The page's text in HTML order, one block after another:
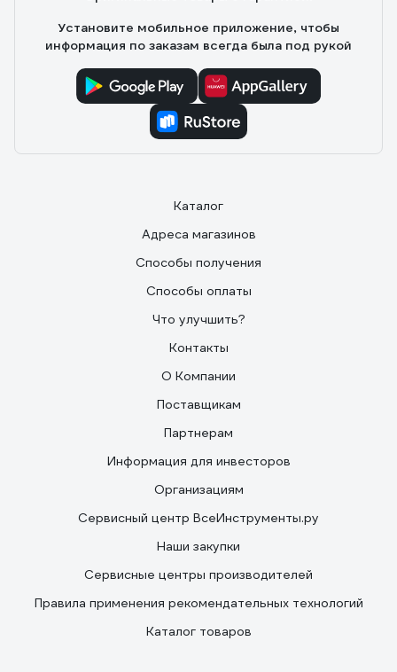
Установите мобильное приложение, чтобы
информация по заказам всегда была под рукой
Каталог
Адреса магазинов
Способы получения
Способы оплаты
Что улучшить?
Контакты
О Компании
Поставщикам
Партнерам
Информация для инвесторов
Организациям
Сервисный центр ВсеИнструменты.ру
Наши закупки
Сервисные центры производителей
Правила применения рекомендательных технологий
Каталог товаров